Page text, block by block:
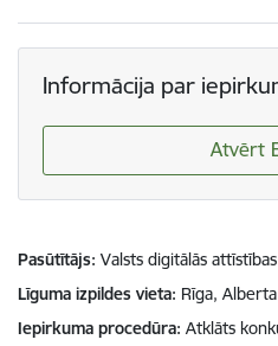
Informācija par
Atvērt
Pasūtītājs Valsts digitālās
Līguma izpildes vieta Rīga,
Iepirkuma procedūra Atklāts